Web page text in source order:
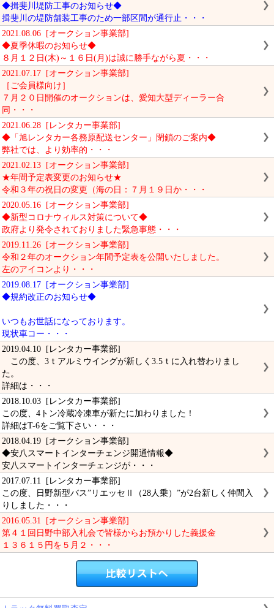
◆揖斐川堤防工事のお知らせ◆
揖斐川の堤防舗装工事のため一部区間が通行止・・・
2021.08.06 [オークション事業部]
◆夏季休暇のお知らせ◆
８月１２日(木)～１６日(月)は誠に勝手ながら夏・・・
2021.07.17 [オークション事業部]
［ご会員様向け］
７月２０日開催のオークションは、愛知大型ディーラー合
同・・・
2021.06.28 [レンタカー事業部]
◆「旭レンタカー各務原配送センター」閉鎖のご案内◆
弊社では、より効率的・・・
2021.02.13 [オークション事業部]
★年間予定表変更のお知らせ★
令和３年の祝日の変更（海の日：７月１９日か・・・
2020.05.16 [オークション事業部]
◆新型コロナウィルス対策について◆
政府より発令されておりました緊急事態・・・
2019.11.26 [オークション事業部]
令和２年のオークション年間予定表を公開いたしました。
左のアイコンより・・・
2019.08.17 [オークション事業部]
◆規約改正のお知らせ◆
いつもお世話になっております。
現状車コー・・・
2019.04.10 [レンタカー事業部]
この度、3ｔアルミウイングが新しく3.5ｔに入れ替わりまし
た。
詳細は・・・
2018.10.03 [レンタカー事業部]
この度、4トン冷蔵冷凍車が新たに加わりました！
詳細はT-6をご覧下さい・・・
2018.04.19 [オークション事業部]
◆安八スマートインターチェンジ開通情報◆
安八スマートインターチェンジが・・・
2017.07.11 [レンタカー事業部]
この度、日野新型バス”リエッセⅡ（28人乗）”が2台新しく仲間入
りしました・・・
2016.05.31 [オークション事業部]
第４１回日野中部入札会で皆様からお預かりした義援金
１３６１５円を５月２・・・